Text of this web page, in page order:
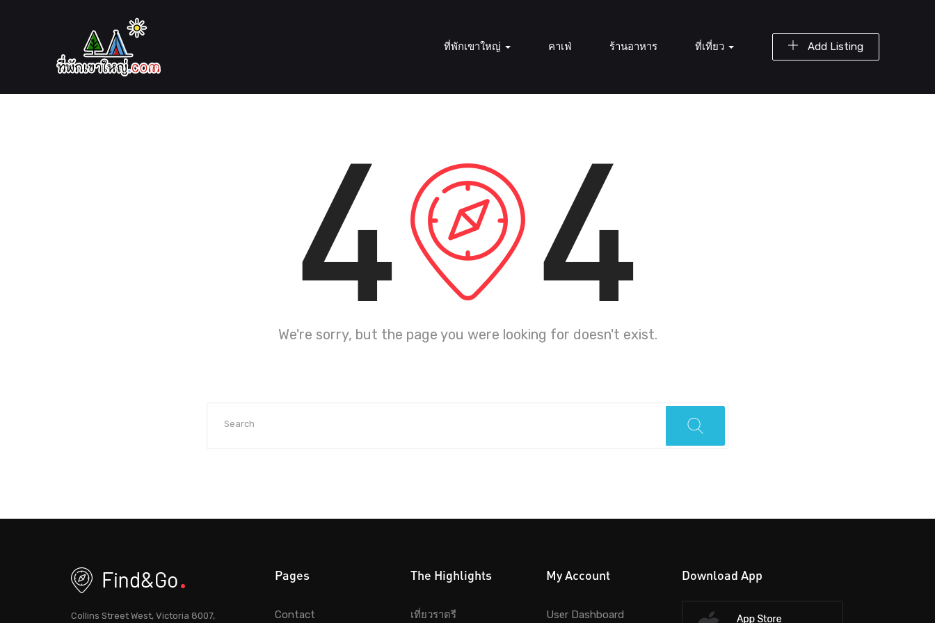
Add Listing
ที่พักเขาใหญ่ คาเฟ่ ร้านอาหาร ที่เที่ยว
We're sorry, but the page you were looking for doesn't exist.
Collins Street West, Victoria 8007,
Pages
Contact
The Highlights
เที่ยวราตรี
My Account
User Dashboard
Download App